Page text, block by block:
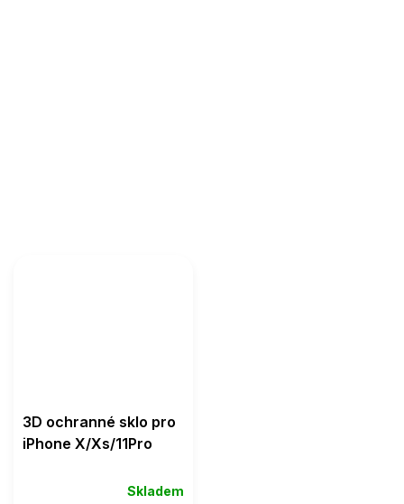
3D ochranné sklo pro
iPhone X/Xs/11Pro
Skladem